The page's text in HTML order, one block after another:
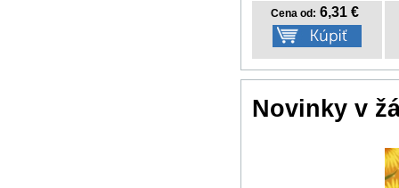
Cena od: 6,31 €
Novinky v